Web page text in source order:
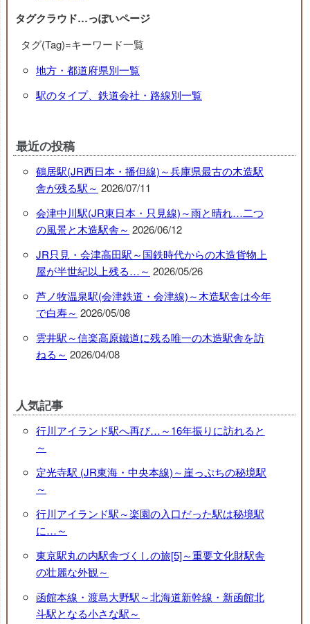
タグクラウド…っぽいページ
タグ(Tag)=キーワード一覧
地方・都道府県別一覧
駅のタイプ、鉄道会社・路線別一覧
最近の投稿
鶴居駅(JR西日本・播但線)～兵庫県最古の木造駅
舎が残る駅～ 2026/07/11
会津中川駅(JR東日本・只見線)～雨と晴れ…二つ
の風景と木造駅舎～ 2026/06/12
JR只見・会津高田駅～国鉄時代からの木造貨物上
屋が半世紀以上残る…～ 2026/05/26
芦ノ牧温泉駅(会津鉄道・会津線)～木造駅舎は今年
で白寿～ 2026/05/08
雲井駅～信楽高原鐵道に残る唯一の木造駅舎を訪
ねる～ 2026/04/08
人気記事
行川アイランド駅へ再び…～16年振りに訪れると
～
定光寺駅 (JR東海・中央本線)～崖っぷちの秘境駅
～
行川アイランド駅～楽園の入口だった駅は秘境駅
に…～
東京駅丸の内駅舎づくしの旅[5]～重要文化財駅舎
の壮麗な外観～
函館本線・渡島大野駅～北海道新幹線・新函館北
斗駅となる小さな駅～